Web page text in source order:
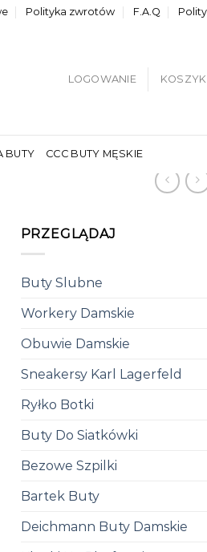
Polityka zwrotów F.A.Q
LOGOWANIE
BUTY CCC BUTY MĘSKIE
PRZEGLĄDAJ
Buty Slubne
Workery Damskie
Obuwie Damskie
Sneakersy Karl Lagerfeld
Ryłko Botki
Buty Do Siatkówki
Bezowe Szpilki
Bartek Buty
Deichmann Buty Damskie